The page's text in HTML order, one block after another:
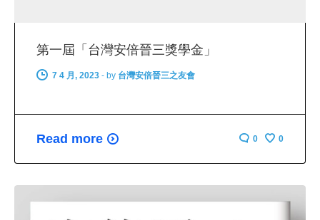
第一屆「台灣安倍晉三獎學金」
7 4 月, 2023 - by 台灣安倍晉三之友會
Read more 0 0